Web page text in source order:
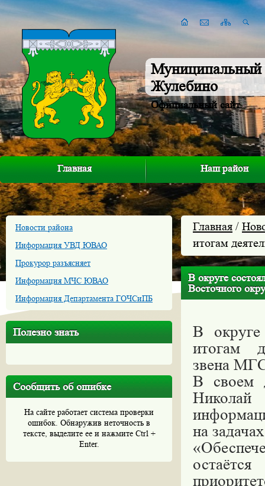
Муниципальный
Жулебино
Официальный сайт
Главная Наш район
Новости района
Информация УВД ЮВАО
Прокурор разъясняет
Информация МЧС ЮВАО
Информация Департамента ГОЧСиПБ
Полезно знать
Сообщить об ошибке
На сайте работает система проверки
ошибок. Обнаружив неточность в
тексте, выделите ее и нажмите Ctrl +
Enter.
Главная /
итогам
В округе
Восточного
В округе
итогам
звена
В своем
на